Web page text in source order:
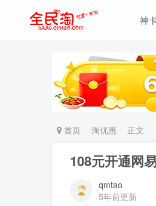
神
首页 淘优惠 正文
108元开通网
qmtao
5年前更新